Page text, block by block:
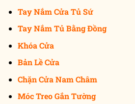
Tay Nắm Cửa Tủ Sứ
Tay Nắm Tủ Bằng Đồng
Khóa Cửa
Bản Lề Cửa
Chặn Cửa Nam Châm
Móc Treo Gắn Tường